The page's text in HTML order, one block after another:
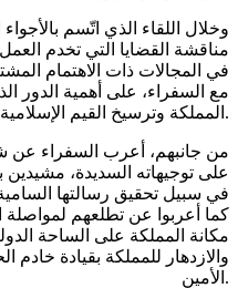
وخلال اللقاء الذي اتّسم
مناقشة القضايا التي تخدم
في المجالات ذات الاهتمام
مع السفراء، على أهمية الدور
المملكة وترسيخ القيم الإسلامية السمحة.
من جانبهم، أعرب السفراء عن
على توجيهاته السديدة، مشيدين
في سبيل تحقيق رسالتها
كما أعربوا عن تطلعهم
مكانة المملكة على الساحة
والازدهار للمملكة بقيادة
الأمين.